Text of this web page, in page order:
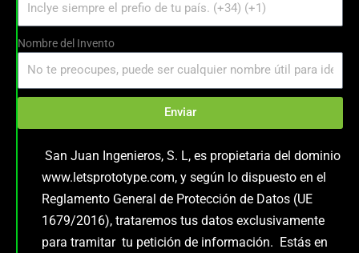
Nombre del Invento
Enviar
San Juan Ingenieros, S. L, es propietaria del dominio
www.letsprototype.com, y según lo dispuesto en el
Reglamento General de Protección de Datos (UE
1679/2016), trataremos tus datos exclusivamente
para tramitar tu petición de información. Estás en